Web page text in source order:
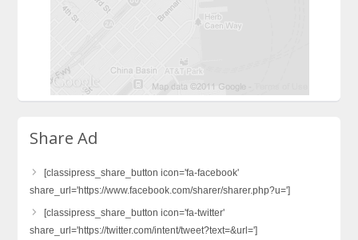
Share Ad
[classipress_share_button icon='fa-facebook'
share_url='https://www.facebook.com/sharer/sharer.php?u=']
[classipress_share_button icon='fa-twitter'
share_url='https://twitter.com/intent/tweet?text=&url=']